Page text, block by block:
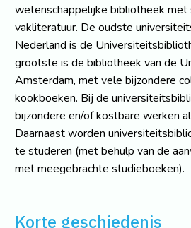
wetenschappelijke bibliotheek met
vakliteratuur. De oudste
Nederland is de
grootste is de bibliotheek van de
Amsterdam, met vele bijzondere
kookboeken. Bij de
bijzondere en/of kostbare werken
Daarnaast worden
te studeren (met behulp van de
met meegebrachte studieboeken).
Korte geschiedenis